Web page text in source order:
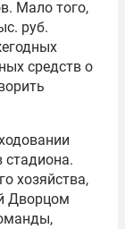
Мало того,
руб.
средств о
стадиона.
хозяйства,
Дворцом